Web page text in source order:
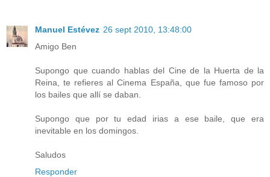
Manuel Estévez 26 sept 2010, 13:48:00
Amigo Ben
Supongo que cuando hablas del Cine de la Huerta de la
Reina, te refieres al Cinema España, que fue famoso por
los bailes que allí se daban.
Supongo que por tu edad irias a ese baile, que era
inevitable en los domingos.
Saludos
Responder